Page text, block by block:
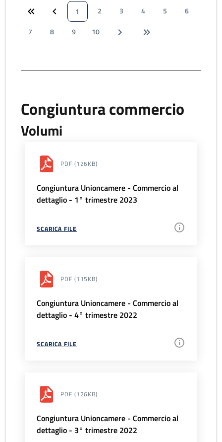
1 2 3 4 5
6
7
8 9 10
Congiuntura commercio
Volumi
PDF (126KB)
Congiuntura Unioncamere - Commercio al
dettaglio - 1° trimestre 2023
SCARICA FILE
PDF (115KB)
Congiuntura Unioncamere - Commercio al
dettaglio - 4° trimestre 2022
SCARICA FILE
PDF (126KB)
Congiuntura Unioncamere - Commercio al
dettaglio - 3° trimestre 2022